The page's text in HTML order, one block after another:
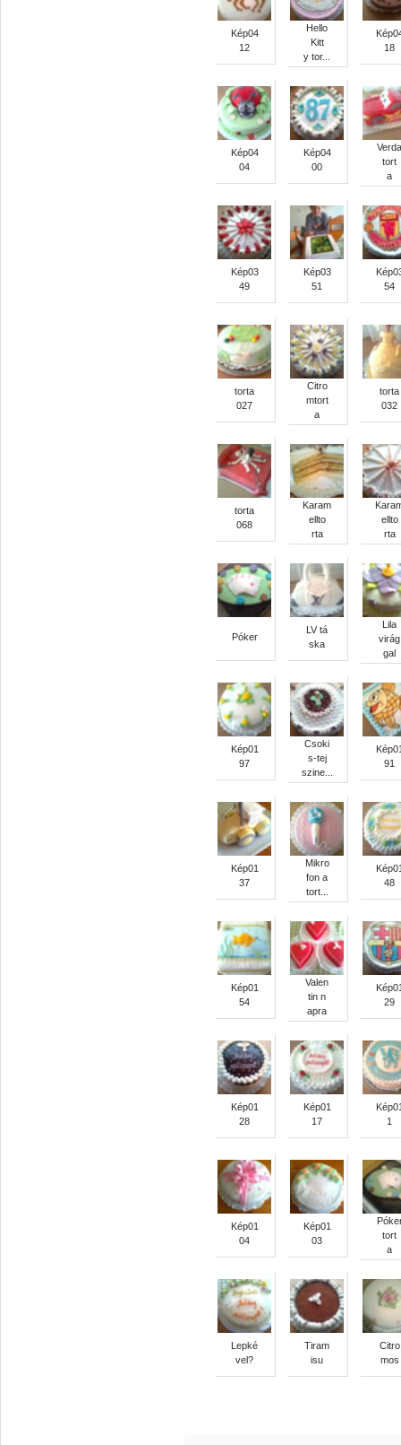
Kép04
12
Hello
Kitt
y tor...
18
Kép04
04
Kép04
00
Verda
tort
a
Kép03
49
Kép03
51
54
torta
027
Citro
mtort
a
torta
032
torta
068
Karam
ellto
rta
ellto
rta
Póker
LV tá
ska
Lila
virág
gal
Kép01
97
Csoki
s-tej
szine...
91
Kép01
37
Mikro
fon a
tort...
48
Kép01
54
Valen
tin n
apra
29
Kép01
28
Kép01
17
1
Kép01
04
Kép01
03
tort
a
Lepké
vel?
Tiram
isu
Citro
mos